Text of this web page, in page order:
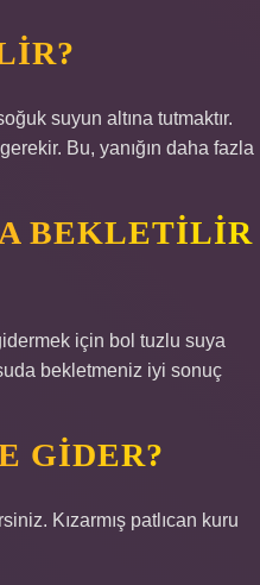
suyun altına tutmaktır.
Bu, yanığın daha fazla
BEKLETILIR
için bol tuzlu suya
bekletmeniz iyi sonuç
GIDER?
Kızarmış patlıcan kuru